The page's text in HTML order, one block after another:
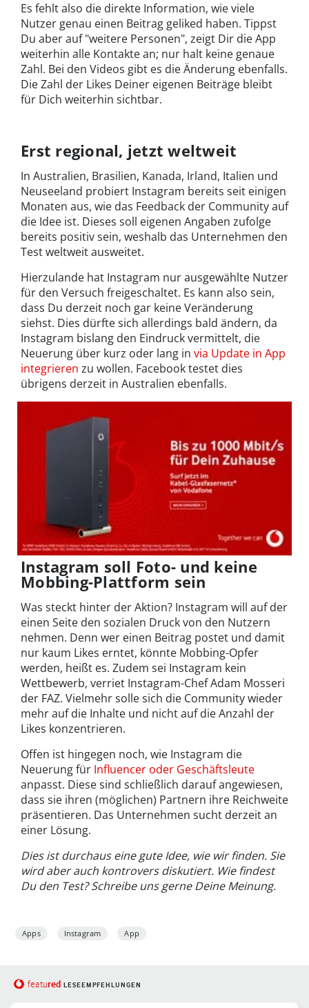
Es fehlt also die direkte Information, wie viele
Nutzer genau einen Beitrag geliked haben. Tippst
Du aber auf "weitere Personen", zeigt Dir die App
weiterhin alle Kontakte an; nur halt keine genaue
Zahl. Bei den Videos gibt es die Änderung ebenfalls.
Die Zahl der Likes Deiner eigenen Beiträge bleibt
für Dich weiterhin sichtbar.
Erst regional, jetzt weltweit
In Australien, Brasilien, Kanada, Irland, Italien und
Neuseeland probiert Instagram bereits seit einigen
Monaten aus, wie das Feedback der Community auf
die Idee ist. Dieses soll eigenen Angaben zufolge
bereits positiv sein, weshalb das Unternehmen den
Test weltweit ausweitet.
Hierzulande hat Instagram nur ausgewählte Nutzer
für den Versuch freigeschaltet. Es kann also sein,
dass Du derzeit noch gar keine Veränderung
siehst. Dies dürfte sich allerdings bald ändern, da
Instagram bislang den Eindruck vermittelt, die
Neuerung über kurz oder lang in via Update in App
integrieren zu wollen. Facebook testet dies
übrigens derzeit in Australien ebenfalls.
Instagram soll Foto- und keine
Mobbing-Plattform sein
Was steckt hinter der Aktion? Instagram will auf der
einen Seite den sozialen Druck von den Nutzern
nehmen. Denn wer einen Beitrag postet und damit
nur kaum Likes erntet, könnte Mobbing-Opfer
werden, heißt es. Zudem sei Instagram kein
Wettbewerb, verriet Instagram-Chef Adam Mosseri
der FAZ. Vielmehr solle sich die Community wieder
mehr auf die Inhalte und nicht auf die Anzahl der
Likes konzentrieren.
Offen ist hingegen noch, wie Instagram die
Neuerung für Influencer oder Geschäftsleute
anpasst. Diese sind schließlich darauf angewiesen,
dass sie ihren (möglichen) Partnern ihre Reichweite
präsentieren. Das Unternehmen sucht derzeit an
einer Lösung.
Dies ist durchaus eine gute Idee, wie wir finden. Sie
wird aber auch kontrovers diskutiert. Wie findest
Du den Test? Schreibe uns gerne Deine Meinung.
Apps Instagram App
featured LESEEMPFEHLUNGEN